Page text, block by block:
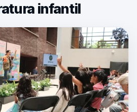
infantil